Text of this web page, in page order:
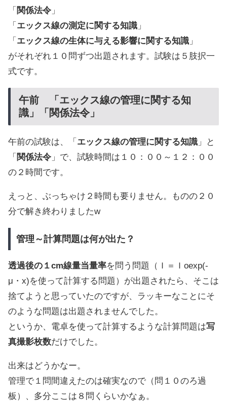
「 関係法令 」
「 エックス線の測定に関する知識 」
「 エックス線の生体に与える影響に関する知識 」
がそれぞれ１０問ずつ出題されます。試験は５肢択一
式です。
午前 「エックス線の管理に関する知
識」「関係法令」
午前の試験は、「 エックス線の管理に関する知識 」と
「 関係法令 」で、試験時間は１０：００～１２：００
の２時間です。
えっと、ぶっちゃけ２時間も要りません。ものの２０
分で解き終わりましたw
管理～計算問題は何が出た？
透過後の１cm線量当量率を問う問題（Ｉ＝Ｉoexp(-
μ・x)を使って計算する問題）が出題されたら、そこは
捨てようと思っていたのですが、ラッキーなことにそ
のような問題は出題されませんでした。
というか、電卓を使って計算するような計算問題は写
真撮影枚数だけでした。
出来はどうかなー。
管理で１問間違えたのは確実なので（問１０のろ過
板）、多分ここは８問くらいかなぁ。